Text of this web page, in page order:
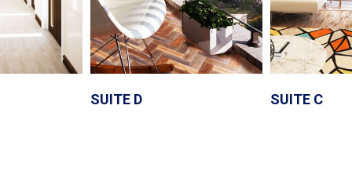
SUITE D SUITE C